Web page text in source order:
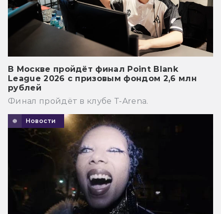
В Москве пройдёт финал Point Blank
League 2026 с призовым фондом 2,6 млн
рублей
Финал пройдёт в клубе T-Arena.
Новости